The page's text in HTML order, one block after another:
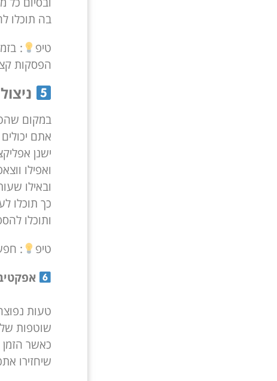
בה תוכלו
טיפ
:
הפסקות
במקום
אתם
ישנן
ואפילו
ובאילו
כך תוכלו
ותוכלו
טיפ
:
טעות
שוטפות
שיחזירו